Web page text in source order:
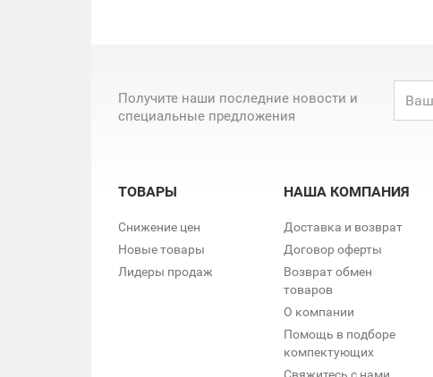
Получите наши последние новости и
специальные предложения
ТОВАРЫ
Снижение цен
Новые товары
Лидеры продаж
НАША КОМПАНИЯ
Доставка и возврат
Договор оферты
Возврат обмен
товаров
О компании
Помощь в подборе
компектующих